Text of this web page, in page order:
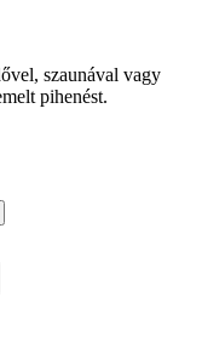
szaunával vagy
pihenést.